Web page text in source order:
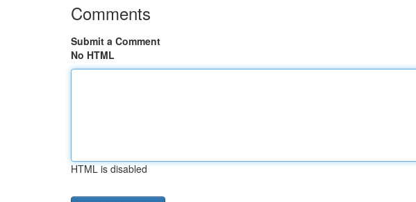
Comments
Submit a Comment
No HTML
HTML is disabled